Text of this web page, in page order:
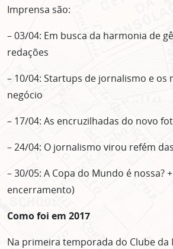
Imprensa são:
– 03/04: Em busca da harmonia de
redações
– 10/04: Startups de jornalismo e os
negócio
– 17/04: As encruzilhadas do novo
– 24/04: O jornalismo virou refém
– 30/05: A Copa do Mundo é nossa?
encerramento)
Como foi em 2017
Na primeira temporada do Clube da